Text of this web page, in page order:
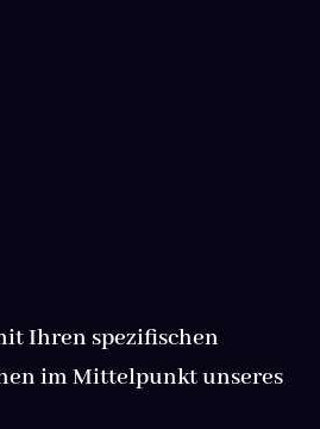
Ihren spezifischen
im Mittelpunkt unseres